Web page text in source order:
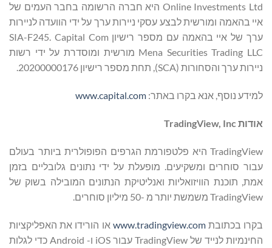
Online Investments Ltd היא חברה הרשומה בחבר העמים של
איי בהאמה ומורשית לבצע עסקי ניירות ערך על ידי הוועדה לניירות
ערך של איי בהאמה עם מספר רישיון SIA-F245. Capital Com
Mena Securities Trading LLC מורשית ומוסדרת על ידי רשות
ניירות ערך והסחורות (SCA), תחת מספר רישיון 20200000176.
למידע נוסף, אנא בקרו באתר: www.capital.com
אודות TradingView, Inc
TradingView היא פלטפורמת הגרפים הפופולרית ביותר בעולם
עבור סוחרים ומשקיעים. מופעלת על ידי נתונים גלובליים בזמן
אמת, תוכנת הוויזואליות ואנליטיקת הנתונים המובילה בשוק של
TradingView משמשת יותר מ -50 מיליון סוחרים.
בקרו בכתובתwww.tradingview.com או הורידו את האפליקציות
החינמיות לנייד של TradingView עבור iOS ו- Android כדי לגלות